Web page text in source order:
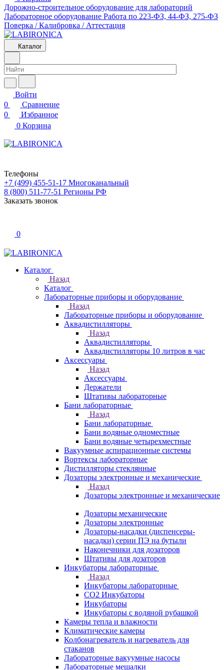
Дорожно-строительное оборудование для лабораторий
Лабораторное оборудование Работа по 223-ФЗ, 44-ФЗ, 275-ФЗ
Поверка / Калибровка / Аттестация
Каталог
Войти
0
Сравнение
0
Избранное
0 Корзина
Телефоны
+7 (499) 455-51-17 Многоканальный
8 (800) 511-77-51 Регионы РФ
Заказать звонок
0
Каталог
Назад
Каталог
Лабораторные приборы и оборудование
Назад
Лабораторные приборы и оборудование
Аквадистилляторы
Назад
Аквадистилляторы
Аквадистилляторы 10 литров в час
Аксессуары
Назад
Аксессуары
Держатели
Штативы лабораторные
Бани лабораторные
Назад
Бани лабораторные
Бани водяные одноместные
Бани водяные четырехместные
Вакуумные аспирационные системы
Вортексы лабораторные
Дистилляторы стеклянные
Дозаторы электронные и механические
Назад
Дозаторы электронные и механические
Дозаторы механические
Дозаторы электронные
Дозаторы-насадки (диспенсеры-
насадки) серии ПЭ на бутыли
Наконечники для дозаторов
Штативы для дозаторов
Инкубаторы лабораторные
Назад
Инкубаторы лабораторные
CO2 Инкубаторы
Инкубаторы
Инкубаторы с водяной рубашкой
Камеры тепла и влажности
Климатические камеры
Колбонагреватель и нагреватель для
стаканов
Лабораторные вакуумные насосы
Лабораторные мешалки